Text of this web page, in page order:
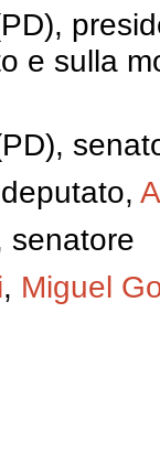
e sulla
senatore
, Miguel